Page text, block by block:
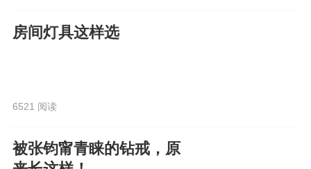
房间灯具这样选
6521 阅读
被张钧甯青睐的钻戒，原